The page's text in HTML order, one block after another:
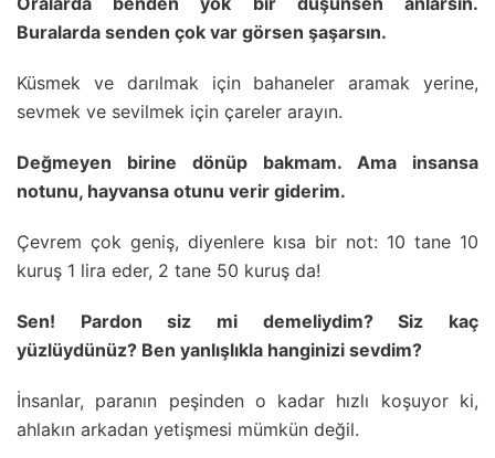
Buralarda senden çok var görsen şaşarsın.
Küsmek ve darılmak için bahaneler aramak yerine,
sevmek ve sevilmek için çareler arayın.
Değmeyen birine dönüp bakmam. Ama insansa
notunu, hayvansa otunu verir giderim.
Çevrem çok geniş, diyenlere kısa bir not: 10 tane 10
kuruş 1 lira eder, 2 tane 50 kuruş da!
Sen! Pardon siz mi demeliydim? Siz kaç
yüzlüydünüz? Ben yanlışlıkla hanginizi sevdim?
İnsanlar, paranın peşinden o kadar hızlı koşuyor ki,
ahlakın arkadan yetişmesi mümkün değil.